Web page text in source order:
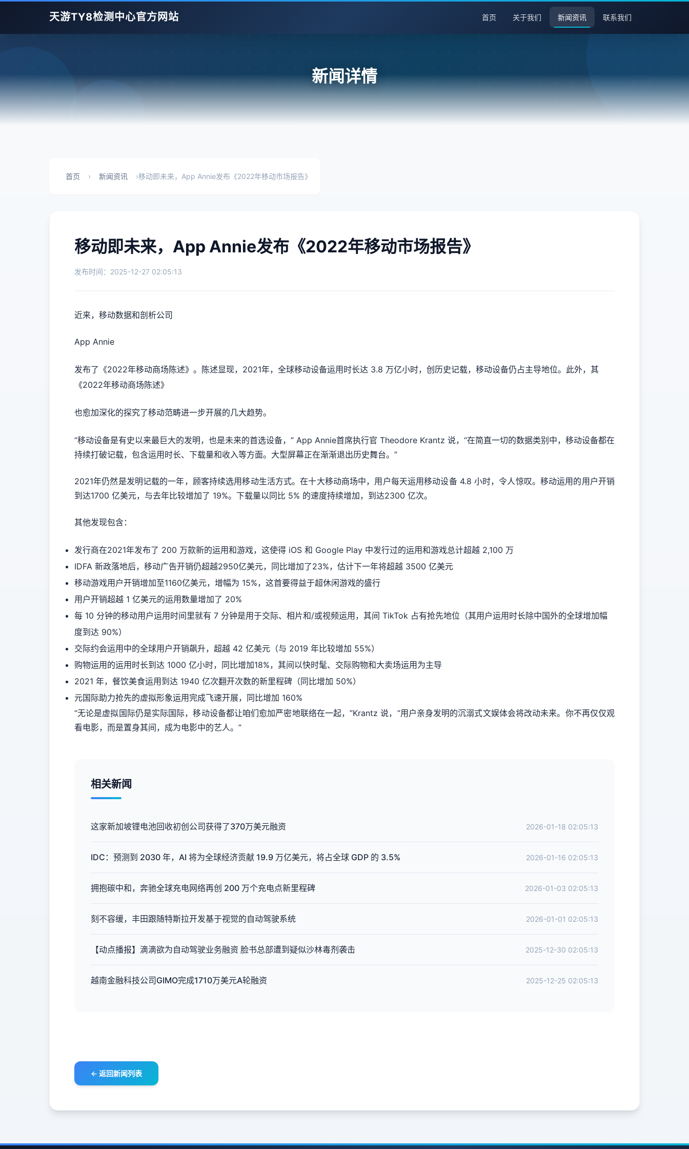
天游TY8检测中心官方网站 首页 关于我们 新闻资讯 联系我们
新闻详情
首页 › 新闻资讯 ›移动即未来，App Annie发布《2022年移动市场报告》
移动即未来，App Annie发布《2022年移动市场报告》
发布时间：2025-12-27 02:05:13
近来，移动数据和剖析公司
App Annie
发布了《2022年移动商场陈述》。陈述显现，2021年，全球移动设备运用时长达 3.8 万亿小时，创历史记载，移动设备仍占主导地位。此外，其
《2022年移动商场陈述》
也愈加深化的探究了移动范畴进一步开展的几大趋势。
“移动设备是有史以来最巨大的发明，也是未来的首选设备，” App Annie首席执行官 Theodore Krantz 说，“在简直一切的数据类别中，移动设备都在
持续打破记载，包含运用时长、下载量和收入等方面。大型屏幕正在渐渐退出历史舞台。”
2021年仍然是发明记载的一年，顾客持续选用移动生活方式。在十大移动商场中，用户每天运用移动设备 4.8 小时，令人惊叹。移动运用的用户开销
到达1700 亿美元，与去年比较增加了 19%。下载量以同比 5% 的速度持续增加，到达2300 亿次。
其他发现包含：
发行商在2021年发布了 200 万款新的运用和游戏，这使得 iOS 和 Google Play 中发行过的运用和游戏总计超越 2,100 万
IDFA 新政落地后，移动广告开销仍超越2950亿美元，同比增加了23%，估计下一年将超越 3500 亿美元
移动游戏用户开销增加至1160亿美元，增幅为 15%，这首要得益于超休闲游戏的盛行
用户开销超越 1 亿美元的运用数量增加了 20%
每 10 分钟的移动用户运用时间里就有 7 分钟是用于交际、相片和/或视频运用，其间 TikTok 占有抢先地位（其用户运用时长除中国外的全球增加幅
度到达 90%）
交际约会运用中的全球用户开销飙升，超越 42 亿美元（与 2019 年比较增加 55%）
购物运用的运用时长到达 1000 亿小时，同比增加18%，其间以快时髦、交际购物和大卖场运用为主导
2021 年，餐饮美食运用到达 1940 亿次翻开次数的新里程碑（同比增加 50%）
元国际助力抢先的虚拟形象运用完成飞速开展，同比增加 160%
“无论是虚拟国际仍是实际国际，移动设备都让咱们愈加严密地联络在一起，”Krantz 说，“用户亲身发明的沉溺式文娱体会将改动未来。你不再仅仅观
看电影，而是置身其间，成为电影中的艺人。”
相关新闻
这家新加坡锂电池回收初创公司获得了370万美元融资 2026-01-18 02:05:13
IDC：预测到 2030 年，AI 将为全球经济贡献 19.9 万亿美元，将占全球 GDP 的 3.5% 2026-01-16 02:05:13
拥抱碳中和，奔驰全球充电网络再创 200 万个充电点新里程碑 2026-01-03 02:05:13
刻不容缓，丰田跟随特斯拉开发基于视觉的自动驾驶系统 2026-01-01 02:05:13
【动点播报】滴滴欲为自动驾驶业务融资 脸书总部遭到疑似沙林毒剂袭击 2025-12-30 02:05:13
越南金融科技公司GIMO完成1710万美元A轮融资 2025-12-25 02:05:13
← 返回新闻列表